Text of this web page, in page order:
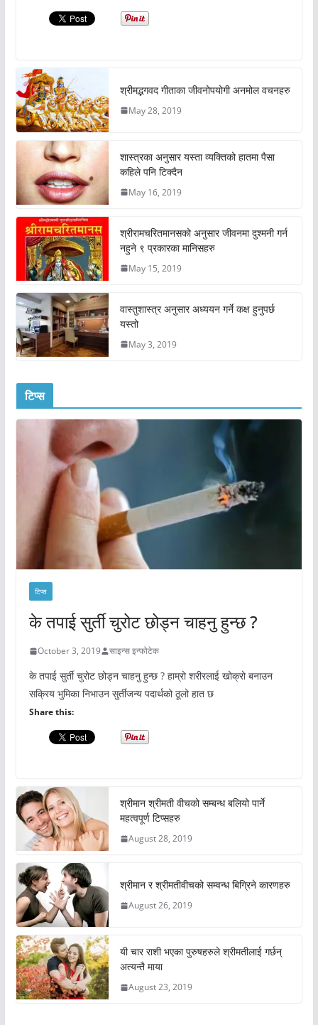
श्रीमद्भगवद गीताका जीवनोपयोगी अनमोल वचनहरु
May 28, 2019
शास्त्रका अनुसार यस्ता व्यक्तिको हातमा पैसा
कहिले पनि टिक्दैन
May 16, 2019
श्रीरामचरितमानसको अनुसार जीवनमा दुश्मनी गर्न
नहुने ९ प्रकारका मानिसहरु
May 15, 2019
वास्तुशास्त्र अनुसार अध्ययन गर्ने कक्ष हुनुपर्छ
यस्तो
May 3, 2019
टिप्स
टिप्स
के तपाई सुर्ती चुरोट छोड्न चाहनु हुन्छ ?
October 3, 2019 साइन्स इन्फोटेक
के तपाई सुर्ती चुरोट छोड्न चाहनु हुन्छ ? हाम्रो शरीरलाई खोक्रो बनाउन
सक्रिय भुमिका निभाउन सुर्तीजन्य पदार्थको ठूलो हात छ
Share this:
श्रीमान श्रीमती वीचको सम्बन्ध बलियो पार्ने
महत्वपूर्ण टिप्सहरु
August 28, 2019
श्रीमान र श्रीमतीवीचको सम्वन्ध बिग्रिने कारणहरु
August 26, 2019
यी चार राशी भएका पुरुषहरुले श्रीमतीलाई गर्छन्
अत्यन्तै माया
August 23, 2019